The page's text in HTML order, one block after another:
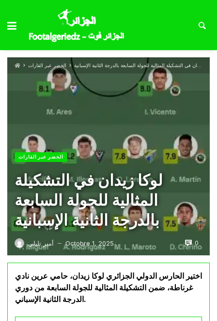
الخضر عبر القارات لوكا زيدان في التشكيلة المثالية للجولة السابعة بالدرجة الثانية الإسبانية
الخضر عبر القارات
لوكا زيدان في التشكيلة
المثالية للجولة السابعة
بالدرجة الثانية الإسبانية
أمير تليلي — Octobre 1, 2025 0
اختير الحارس الدولي الجزائري لوكا زيدان، حامي عرين نادي
غرناطة، ضمن التشكيلة المثالية للجولة السابعة من دوري
الدرجة الثانية الإسباني.